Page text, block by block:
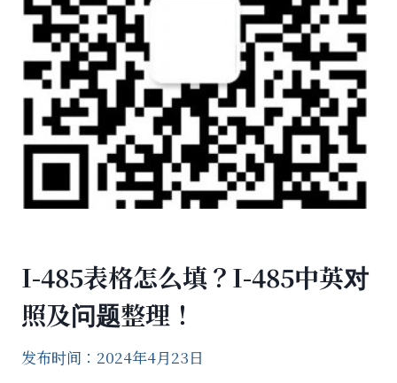
I-485表格怎么填？I-485中英对
照及问题整理！
发布时间：2024年4月23日